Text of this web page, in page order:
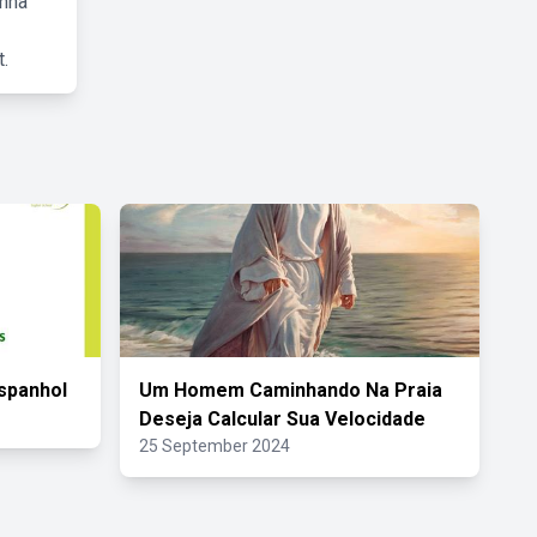
Um Homem Caminhando Na Praia
Deseja Calcular Sua Velocidade
25 September 2024